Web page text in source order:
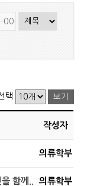
택
작성자
의류학부
함께.. 의류학부